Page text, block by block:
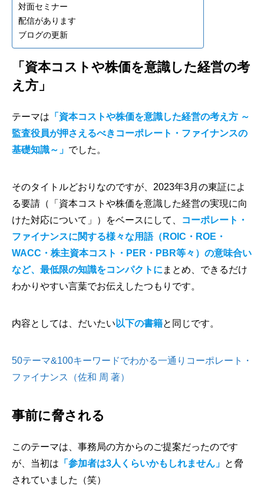
対面セミナー
配信があります
ブログの更新
「資本コストや株価を意識した経営の考
え方」
テーマは 「資本コストや株価を意識した経営の考え方 ～
監査役員が押さえるべきコーポレート・ファイナンスの
基礎知識～」 でした。
そのタイトルどおりなのですが、2023年3月の東証によ
る要請（「資本コストや株価を意識した経営の実現に向
けた対応について」）をベースにして、
コーポレート・
ファイナンスに関する様々な用語（ROIC・ROE・
WACC・株主資本コスト・PER・PBR等々）の意味合い
など、最低限の知識をコンパクトに まとめ、できるだけ
わかりやすい言葉でお伝えしたつもりです。
内容としては、だいたい 以下の書籍と同じです。
50テーマ&100キーワードでわかる一通りコーポレート・
ファイナンス（佐和 周 著）
事前に脅される
このテーマは、事務局の方からのご提案だったのです
が、当初は 「参加者は3人くらいかもしれません」 と脅
されていました（笑）